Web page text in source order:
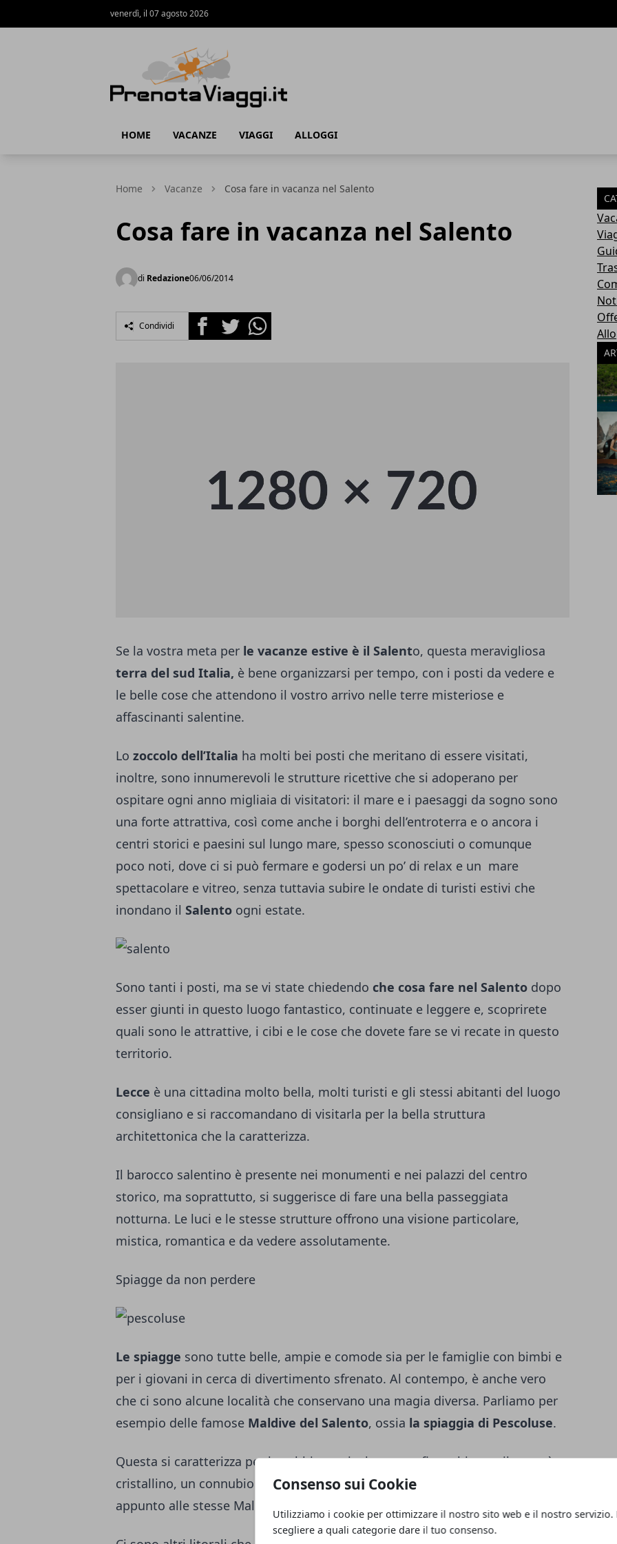
Consenso sui Cookie
Utilizziamo i cookie per ottimizzare il nostro sito web e il nostro servizio.
scegliere a quali categorie dare il tuo consenso.
venerdì, il 07 agosto 2026
HOME VACANZE VIAGGI ALLOGGI
Home Vacanze Cosa fare in vacanza nel Salento
Cosa fare in vacanza nel Salento
di Redazione06/06/2014
Condividi FacebookTwitterWhatsapp
Se la vostra meta per le vacanze estive è il Salento, questa meravigliosa
terra del sud Italia, è bene organizzarsi per tempo, con i posti da vedere e
le belle cose che attendono il vostro arrivo nelle terre misteriose e
affascinanti salentine.
Lo zoccolo dell’Italia ha molti bei posti che meritano di essere visitati,
inoltre, sono innumerevoli le strutture ricettive che si adoperano per
ospitare ogni anno migliaia di visitatori: il mare e i paesaggi da sogno sono
una forte attrattiva, così come anche i borghi dell’entroterra e o ancora i
centri storici e paesini sul lungo mare, spesso sconosciuti o comunque
poco noti, dove ci si può fermare e godersi un po’ di relax e un mare
spettacolare e vitreo, senza tuttavia subire le ondate di turisti estivi che
inondano il Salento ogni estate.
Sono tanti i posti, ma se vi state chiedendo che cosa fare nel Salento dopo
esser giunti in questo luogo fantastico, continuate e leggere e, scoprirete
quali sono le attrattive, i cibi e le cose che dovete fare se vi recate in questo
territorio.
Lecce è una cittadina molto bella, molti turisti e gli stessi abitanti del luogo
consigliano e si raccomandano di visitarla per la bella struttura
architettonica che la caratterizza.
Il barocco salentino è presente nei monumenti e nei palazzi del centro
storico, ma soprattutto, si suggerisce di fare una bella passeggiata
notturna. Le luci e le stesse strutture offrono una visione particolare,
mistica, romantica e da vedere assolutamente.
Spiagge da non perdere
Le spiagge sono tutte belle, ampie e comode sia per le famiglie con bimbi e
per i giovani in cerca di divertimento sfrenato. Al contempo, è anche vero
che ci sono alcune località che conservano una magia diversa. Parliamo per
esempio delle famose Maldive del Salento, ossia la spiaggia di Pescoluse.
Questa si caratterizza per la sabbia particolarmente fina e bianca; il mare è
cristallino, un connubio perfetto che ha reso questa località paragonabile
appunto alle stesse Maldive che tutti conoscono.